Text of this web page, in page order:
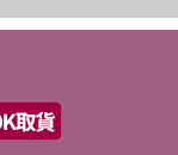
﹂家，﹁孕﹂在台
｜修訂︿產業升
迎接建築業的另一
金﹂細胞都來電